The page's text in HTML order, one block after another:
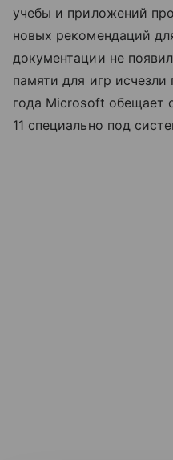
учебы и приложений
новых рекомендаций
документации не
памяти для игр
года Microsoft обещает
11 специально под